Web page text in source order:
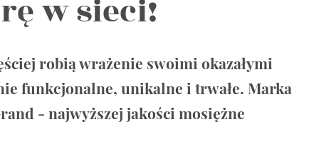
w sieci!
robią wrażenie swoimi okazałymi
funkcjonalne, unikalne i trwałe. Marka
- najwyższej jakości mosiężne